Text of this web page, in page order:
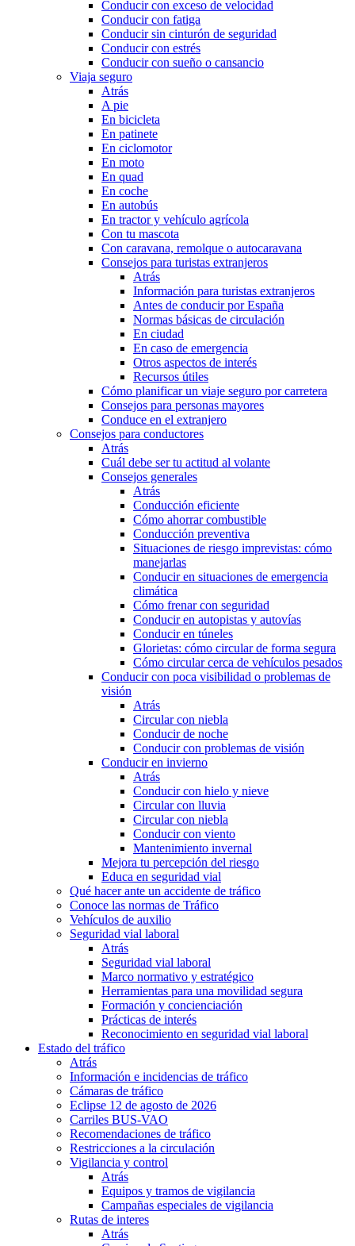
Conducir con exceso de velocidad
Conducir con fatiga
Conducir sin cinturón de seguridad
Conducir con estrés
Conducir con sueño o cansancio
Viaja seguro
Atrás
A pie
En bicicleta
En patinete
En ciclomotor
En moto
En quad
En coche
En autobús
En tractor y vehículo agrícola
Con tu mascota
Con caravana, remolque o autocaravana
Consejos para turistas extranjeros
Atrás
Información para turistas extranjeros
Antes de conducir por España
Normas básicas de circulación
En ciudad
En caso de emergencia
Otros aspectos de interés
Recursos útiles
Cómo planificar un viaje seguro por carretera
Consejos para personas mayores
Conduce en el extranjero
Consejos para conductores
Atrás
Cuál debe ser tu actitud al volante
Consejos generales
Atrás
Conducción eficiente
Cómo ahorrar combustible
Conducción preventiva
Situaciones de riesgo imprevistas: cómo
manejarlas
Conducir en situaciones de emergencia
climática
Cómo frenar con seguridad
Conducir en autopistas y autovías
Conducir en túneles
Glorietas: cómo circular de forma segura
Cómo circular cerca de vehículos pesados
Conducir con poca visibilidad o problemas de
visión
Atrás
Circular con niebla
Conducir de noche
Conducir con problemas de visión
Conducir en invierno
Atrás
Conducir con hielo y nieve
Circular con lluvia
Circular con niebla
Conducir con viento
Mantenimiento invernal
Mejora tu percepción del riesgo
Educa en seguridad vial
Qué hacer ante un accidente de tráfico
Conoce las normas de Tráfico
Vehículos de auxilio
Seguridad vial laboral
Atrás
Seguridad vial laboral
Marco normativo y estratégico
Herramientas para una movilidad segura
Formación y concienciación
Prácticas de interés
Reconocimiento en seguridad vial laboral
Estado del tráfico
Atrás
Información e incidencias de tráfico
Cámaras de tráfico
Eclipse 12 de agosto de 2026
Carriles BUS-VAO
Recomendaciones de tráfico
Restricciones a la circulación
Vigilancia y control
Atrás
Equipos y tramos de vigilancia
Campañas especiales de vigilancia
Rutas de interes
Atrás